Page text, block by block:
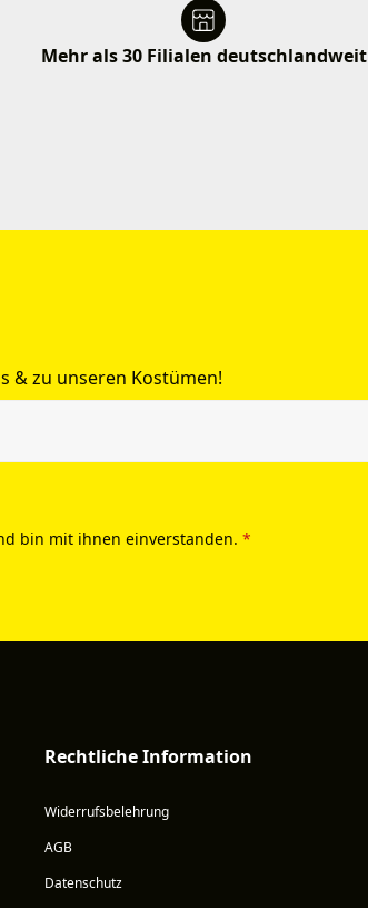
Mehr als 30 Filialen deutschlandweit
& zu unseren Kostümen!
bin mit ihnen einverstanden. *
Rechtliche Information
Widerrufsbelehrung
AGB
Datenschutz